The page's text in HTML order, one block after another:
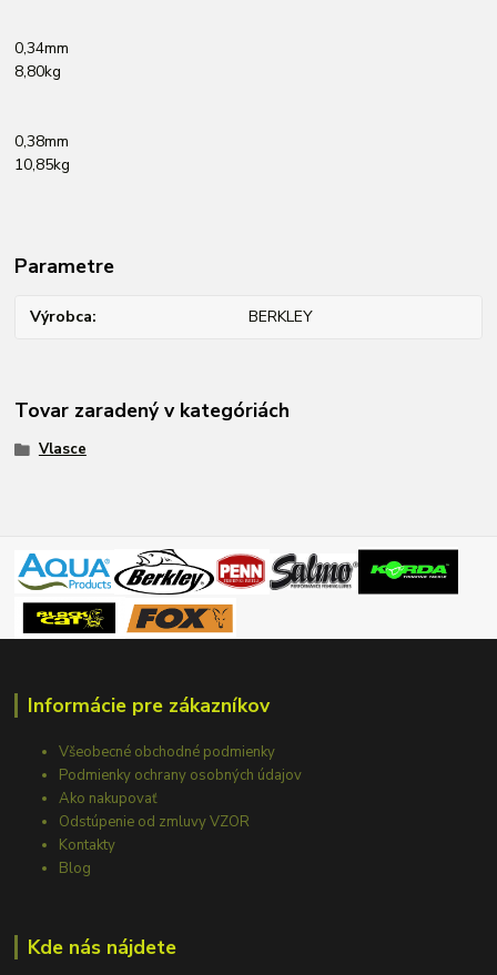
0,34mm
8,80kg
0,38mm
10,85kg
Parametre
Výrobca BERKLEY
Tovar zaradený v kategóriách
Vlasce
Informácie pre zákazníkov
Všeobecné obchodné podmienky
Podmienky ochrany osobných údajov
Ako nakupovať
Odstúpenie od zmluvy VZOR
Kontakty
Blog
Kde nás nájdete